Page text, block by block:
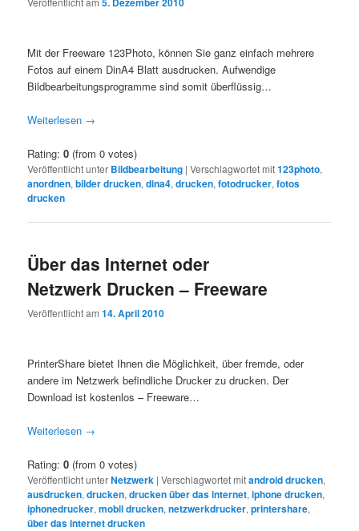
Mit der Freeware 123Photo, können Sie ganz einfach mehrere
Fotos auf einem DinA4 Blatt ausdrucken. Aufwendige
Bildbearbeitungsprogramme sind somit überflüssig…
Weiterlesen →
Rating:0 (from 0 votes)
Veröffentlicht unter Bildbearbeitung |Verschlagwortet mit123photo,
anordnen,bilder drucken,dina4,drucken,fotodrucker,fotos
drucken
Über das Internet oder
Netzwerk Drucken – Freeware
Veröffentlicht am14. April 2010
PrinterShare bietet Ihnen die Möglichkeit, über fremde, oder
andere im Netzwerk befindliche Drucker zu drucken. Der
Download ist kostenlos – Freeware…
Weiterlesen →
Rating:0 (from 0 votes)
Veröffentlicht unterNetzwerk |Verschlagwortet mitandroid drucken,
ausdrucken,drucken,drucken über das internet,iphone drucken,
iphonedrucker,mobil drucken,netzwerkdrucker,printershare,
über das internet drucken